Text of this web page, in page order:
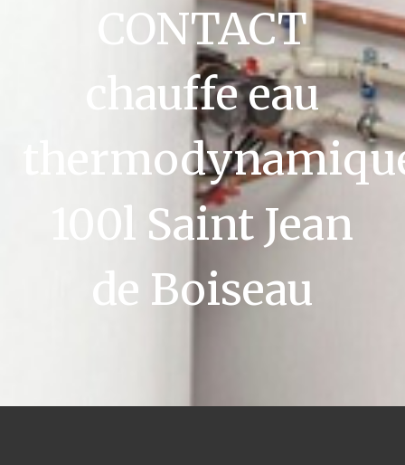
CONTACT
chauffe eau
100l Saint Jean
de Boiseau